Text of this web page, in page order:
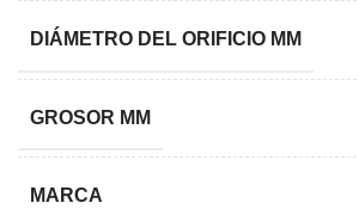
DIÁMETRO DEL ORIFICIO MM
GROSOR MM
MARCA